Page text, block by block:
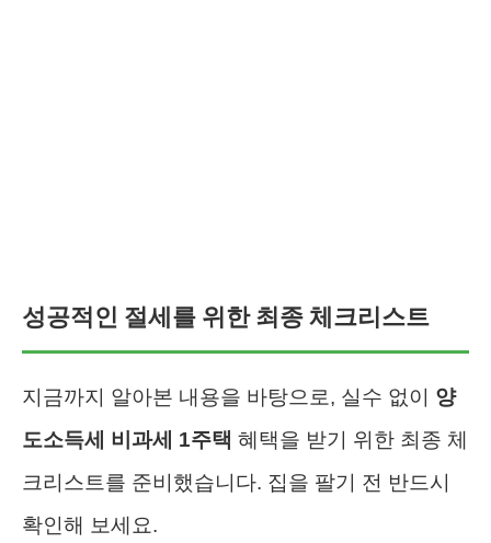
성공적인 절세를 위한 최종 체크리스트
지금까지 알아본 내용을 바탕으로, 실수 없이 양
도소득세 비과세 1주택 혜택을 받기 위한 최종 체
크리스트를 준비했습니다. 집을 팔기 전 반드시
확인해 보세요.